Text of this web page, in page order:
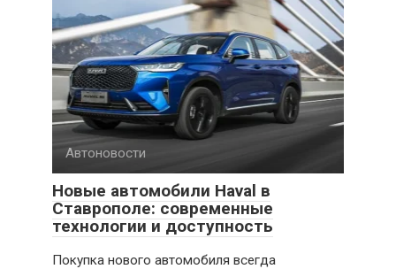
Автоновости
Новые автомобили Haval в
Ставрополе: современные
технологии и доступность
Покупка нового автомобиля всегда